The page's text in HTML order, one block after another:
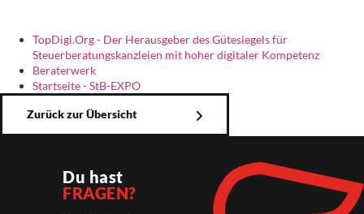
TopDigi.Org - Der Herausgeber des Gütesiegels für
Steuerberatungskanzleien mit hoher digitaler Kompetenz
Beraterwerk
Startseite - StB-EXPO
Zurück zur Übersicht
Du hast
FRAGEN?